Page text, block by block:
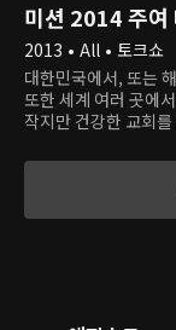
미션 2014 주여
2013 • All • 토크쇼
대한민국에서, 또는
또한 세계 여러 곳에
작지만 건강한 교회